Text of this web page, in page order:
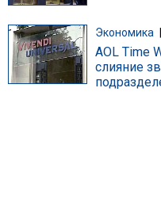
Экономика
AOL Time
слияние